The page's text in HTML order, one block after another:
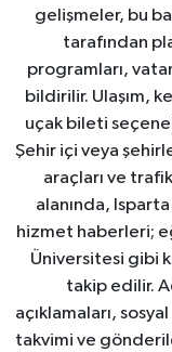
gelişmeler, bu
tarafından
programları,
bildirilir. Ulaşım,
uçak bileti
Şehir içi veya
araçları ve
alanında,
hizmet haberleri;
Üniversitesi gibi
takip edilir.
açıklamaları,
takvimi ve